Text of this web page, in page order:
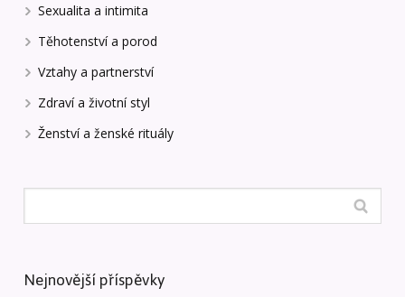
Sexualita a intimita
Těhotenství a porod
Vztahy a partnerství
Zdraví a životní styl
Ženství a ženské rituály
Nejnovější příspěvky